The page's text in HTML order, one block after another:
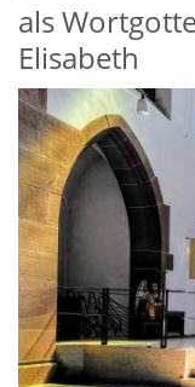
als
Elisabeth